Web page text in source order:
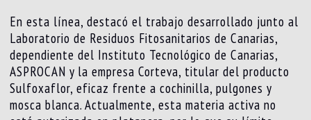
En esta línea, destacó el trabajo desarrollado junto al
Laboratorio de Residuos Fitosanitarios de Canarias,
dependiente del Instituto Tecnológico de Canarias,
ASPROCAN y la empresa Corteva, titular del producto
Sulfoxaflor, eficaz frente a cochinilla, pulgones y
mosca blanca. Actualmente, esta materia activa no